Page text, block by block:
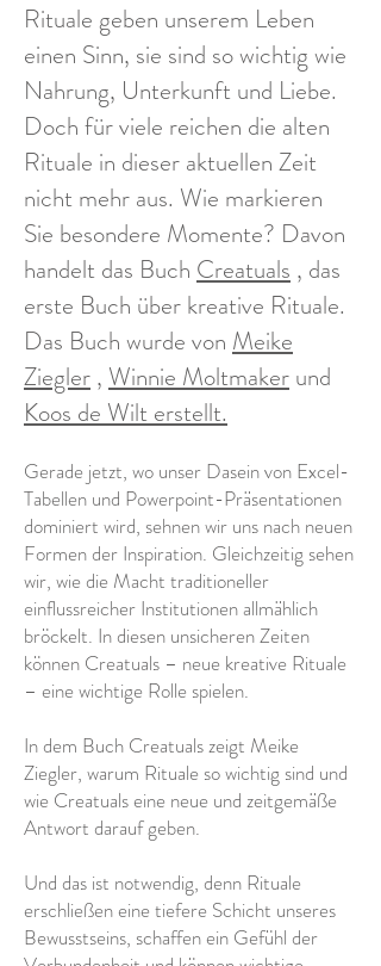
Rituale geben unserem Leben
einen Sinn, sie sind so wichtig wie
Nahrung, Unterkunft und Liebe.
Doch für viele reichen die alten
Rituale in dieser aktuellen Zeit
nicht mehr aus. Wie markieren
Sie besondere Momente? Davon
handelt das Buch Creatuals , das
erste Buch über kreative Rituale.
Das Buch wurde von Meike
Ziegler , Winnie Moltmaker und
Koos de Wilt erstellt.
Gerade jetzt, wo unser Dasein von Excel-
Tabellen und Powerpoint-Präsentationen
dominiert wird, sehnen wir uns nach neuen
Formen der Inspiration. Gleichzeitig sehen
wir, wie die Macht traditioneller
einflussreicher Institutionen allmählich
bröckelt. In diesen unsicheren Zeiten
können Creatuals – neue kreative Rituale
– eine wichtige Rolle spielen.
In dem Buch Creatuals zeigt Meike
Ziegler, warum Rituale so wichtig sind und
wie Creatuals eine neue und zeitgemäße
Antwort darauf geben.
Und das ist notwendig, denn Rituale
erschließen eine tiefere Schicht unseres
Bewusstseins, schaffen ein Gefühl der